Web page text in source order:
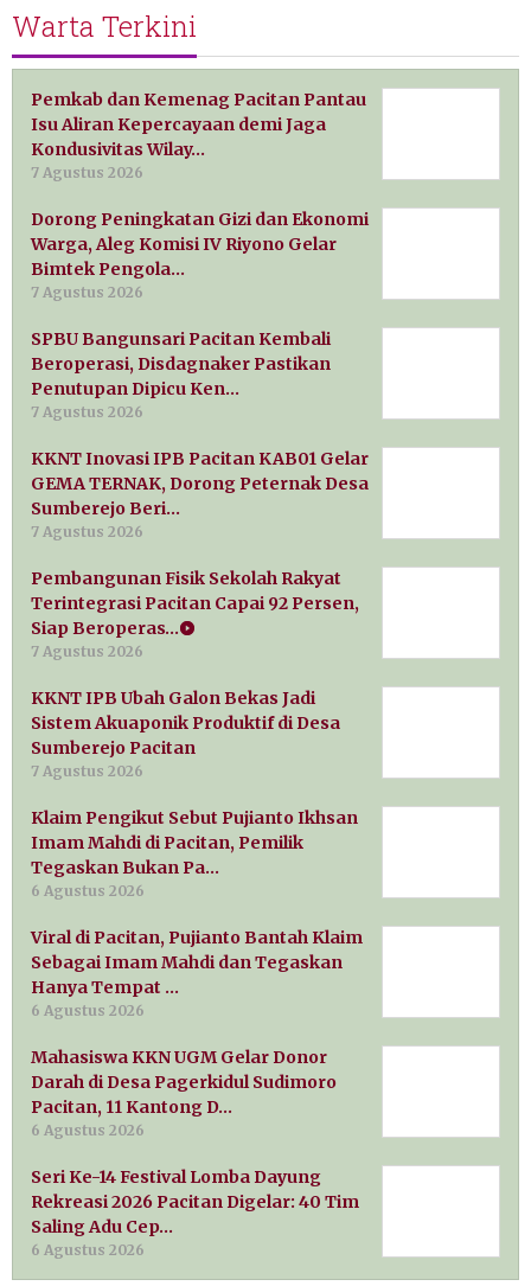
Warta Terkini
Pemkab dan Kemenag Pacitan Pantau
Isu Aliran Kepercayaan demi Jaga
Kondusivitas Wilay…
7 Agustus 2026
Dorong Peningkatan Gizi dan Ekonomi
Warga, Aleg Komisi IV Riyono Gelar
Bimtek Pengola…
7 Agustus 2026
SPBU Bangunsari Pacitan Kembali
Beroperasi, Disdagnaker Pastikan
Penutupan Dipicu Ken…
7 Agustus 2026
KKNT Inovasi IPB Pacitan KAB01 Gelar
GEMA TERNAK, Dorong Peternak Desa
Sumberejo Beri…
7 Agustus 2026
Pembangunan Fisik Sekolah Rakyat
Terintegrasi Pacitan Capai 92 Persen,
Siap Beroperas…
7 Agustus 2026
KKNT IPB Ubah Galon Bekas Jadi
Sistem Akuaponik Produktif di Desa
Sumberejo Pacitan
7 Agustus 2026
Klaim Pengikut Sebut Pujianto Ikhsan
Imam Mahdi di Pacitan, Pemilik
Tegaskan Bukan Pa…
6 Agustus 2026
Viral di Pacitan, Pujianto Bantah Klaim
Sebagai Imam Mahdi dan Tegaskan
Hanya Tempat …
6 Agustus 2026
Mahasiswa KKN UGM Gelar Donor
Darah di Desa Pagerkidul Sudimoro
Pacitan, 11 Kantong D…
6 Agustus 2026
Seri Ke-14 Festival Lomba Dayung
Rekreasi 2026 Pacitan Digelar: 40 Tim
Saling Adu Cep…
6 Agustus 2026